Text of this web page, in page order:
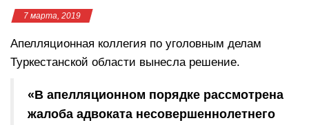
7 марта, 2019
Апелляционная коллегия по уголовным делам
Туркестанской области вынесла решение.
«В апелляционном порядке рассмотрена
жалоба адвоката несовершеннолетнего